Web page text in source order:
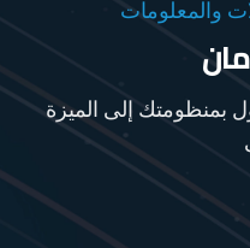
والمعلومات
بمنظومتك إلى الميزة